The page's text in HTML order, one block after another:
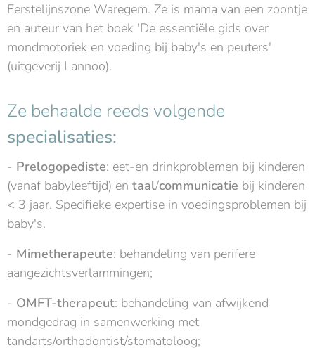
Eerstelijnszone Waregem. Ze is mama van een zoontje
en auteur van het boek 'De essentiële gids over
mondmotoriek en voeding bij baby's en peuters'
(uitgeverij Lannoo).
Ze behaalde reeds volgende
specialisaties:
- Prelogopediste: eet-en drinkproblemen bij kinderen
(vanaf babyleeftijd) en taal/communicatie bij kinderen
< 3 jaar. Specifieke expertise in voedingsproblemen bij
baby's.
- Mimetherapeute: behandeling van perifere
aangezichtsverlammingen;
- OMFT-therapeut: behandeling van afwijkend
mondgedrag in samenwerking met
tandarts/orthodontist/stomatoloog;